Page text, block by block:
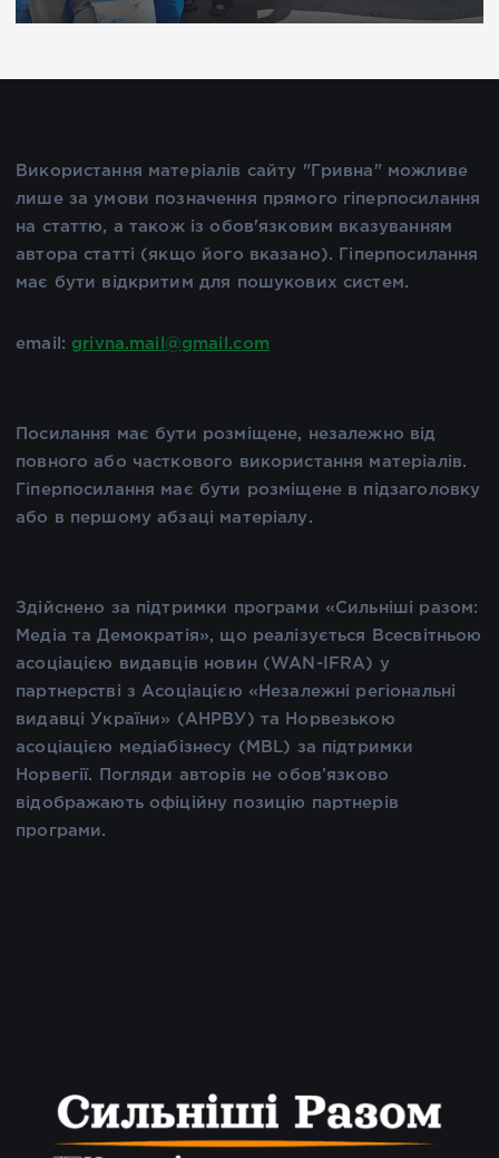
Використання матеріалів сайту "Гривна" можливе
лише за умови позначення прямого гіперпосилання
на статтю, а також із обов'язковим вказуванням
автора статті (якщо його вказано). Гіперпосилання
має бути відкритим для пошукових систем.
email: grivna.mail@gmail.com
Посилання має бути розміщене, незалежно від
повного або часткового використання матеріалів.
Гіперпосилання має бути розміщене в підзаголовку
або в першому абзаці матеріалу.
Здійснено за підтримки програми «Сильніші разом:
Медіа та Демократія», що реалізується Всесвітньою
асоціацією видавців новин (WAN-IFRA) у
партнерстві з Асоціацією «Незалежні регіональні
видавці України» (АНРВУ) та Норвезькою
асоціацією медіабізнесу (MBL) за підтримки
Норвегії. Погляди авторів не обов’язково
відображають офіційну позицію партнерів
програми.